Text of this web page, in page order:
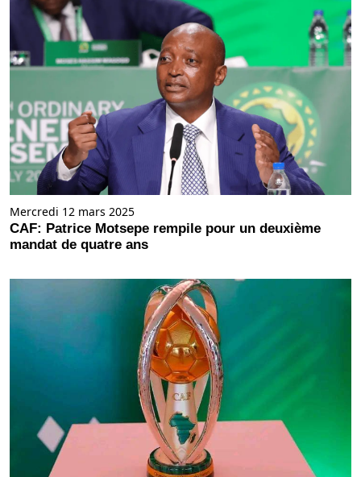
Mercredi 12 mars 2025
CAF: Patrice Motsepe rempile pour un deuxième
mandat de quatre ans